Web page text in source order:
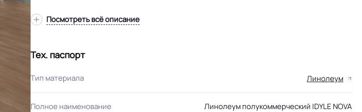
Посмотреть всё описание
Тех. паспорт
Тип материала Линолеум
Полное наименование Линолеум полукоммерческий IDYLE NOVA